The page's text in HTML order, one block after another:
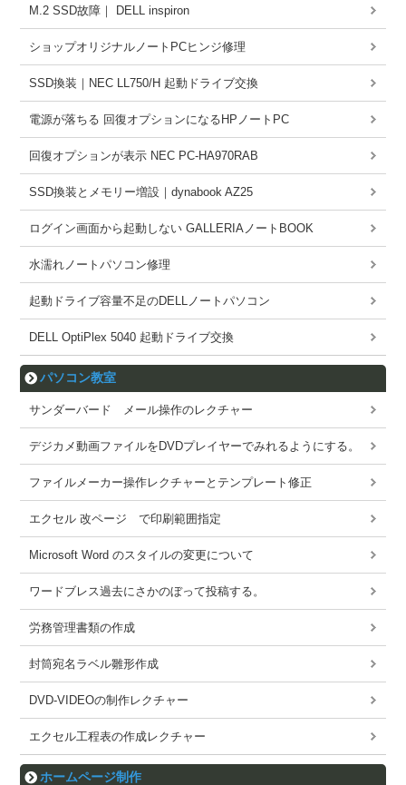
M.2 SSD故障｜ DELL inspiron
ショップオリジナルノートPCヒンジ修理
SSD換装｜NEC LL750/H 起動ドライブ交換
電源が落ちる 回復オプションになるHPノートPC
回復オプションが表示 NEC PC-HA970RAB
SSD換装とメモリー増設｜dynabook AZ25
ログイン画面から起動しない GALLERIAノートBOOK
水濡れノートパソコン修理
起動ドライブ容量不足のDELLノートパソコン
DELL OptiPlex 5040 起動ドライブ交換
パソコン教室
サンダーバード メール操作のレクチャー
デジカメ動画ファイルをDVDプレイヤーでみれるようにする。
ファイルメーカー操作レクチャーとテンプレート修正
エクセル 改ページ で印刷範囲指定
Microsoft Word のスタイルの変更について
ワードブレス過去にさかのぼって投稿する。
労務管理書類の作成
封筒宛名ラベル雛形作成
DVD-VIDEOの制作レクチャー
エクセル工程表の作成レクチャー
ホームページ制作